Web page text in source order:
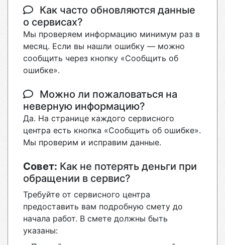
Как часто обновляются данные
о сервисах?
Мы проверяем информацию минимум раз в
месяц. Если вы нашли ошибку — можно
сообщить через кнопку «Сообщить об
ошибке».
Можно ли пожаловаться на
неверную информацию?
Да. На странице каждого сервисного
центра есть кнопка «Сообщить об ошибке».
Мы проверим и исправим данные.
Совет: Как не потерять деньги при
обращении в сервис?
Требуйте от сервисного центра
предоставить вам подробную смету до
начала работ. В смете должны быть
указаны: